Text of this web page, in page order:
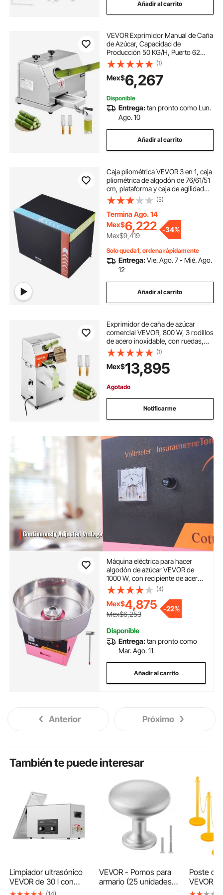
Añadir al carrito
VEVOR Exprimidor Manual de Caña
de Azúcar, Capacidad de
Producción 50 KG/H, Puerto 62
mm, Máquina de Jugo con Ruedas,
Extractor de Acero Inoxidable,
Prensador para Uso Doméstico
Comercial Restaurante
(1)
Mex$6,267
Disponible
Entrega:tan pronto como Lun.
Ago. 10
Añadir al carrito
Caja pliométrica VEVOR 3 en 1, caja
pliométrica de algodón de 76/61/51
cm, plataforma y caja de agilidad
para saltos, caja antideslizante para
ejercicios de fitness, ideal para
entrenamiento en casa,
acondicionamiento físico y fuerza,
color negro
(5)
Termina Ago. 14
Mex$6,222
Mex$9,419
-34%
Solo queda1, ordena rápidamente
Entrega:Vie. Ago. 7 - Mié. Ago.
12
Añadir al carrito
Exprimidor de caña de azúcar
comercial VEVOR, 800 W, 3 rodillos
de acero inoxidable, con ruedas,
para uso doméstico y comercial.
(1)
Mex$13,895
Agotado
Notificarme
Máquina eléctrica para hacer
algodón de azúcar VEVOR de
1000 W, con recipiente de acero
inoxidable, cuchara para azúcar
y cajón, ideal para cumpleaños
infantiles y fiestas familiares.
Rosa.
(4)
Mex$4,875
Mex$6,253
-22%
Disponible
Entrega:tan pronto como
Mar. Ago. 11
Añadir al carrito
Anterior Próximo
También te puede interesar
Limpiador ultrasónico
VEVOR de 30 l con
temporizador y cesta
VEVOR - Pomos para
armario (25 unidades,
Poste de
VEVOR,
cadena